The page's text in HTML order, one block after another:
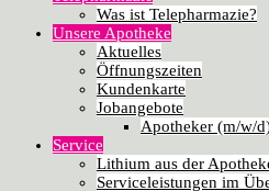
Was ist Telepharmazie?
Unsere Apotheke
Aktuelles
Öffnungszeiten
Kundenkarte
Jobangebote
Apotheker (m/w/
Service
Lithium aus der
Serviceleistungen im